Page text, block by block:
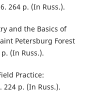
264 p. (In Russ.).
and the Basics of
Petersburg Forest
(In Russ.).
Practice:
224 p. (In Russ.).